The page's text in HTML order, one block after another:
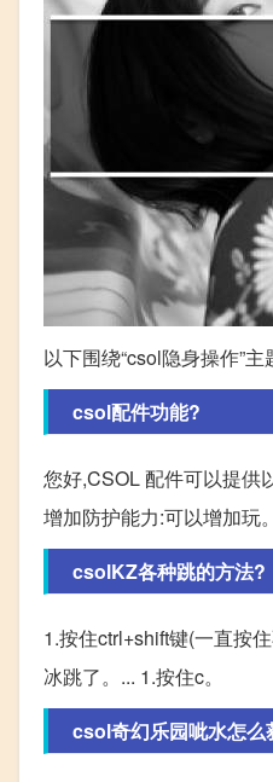
以下围绕“csol隐身操作”
csol配件功能?
您好,CSOL 配件可以提供
增加防护能力:可以增加玩。
csolKZ各种跳的方法?
1.按住ctrl+shift键(一直按
冰跳了。... 1.按住c。
csol奇幻乐园呲水怎么